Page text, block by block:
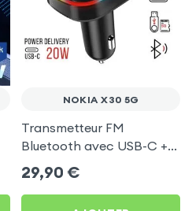
NOKIA X30 5G
Transmetteur FM
Bluetooth avec USB-C +
USB pour Nokia X30 5G
29,90 €